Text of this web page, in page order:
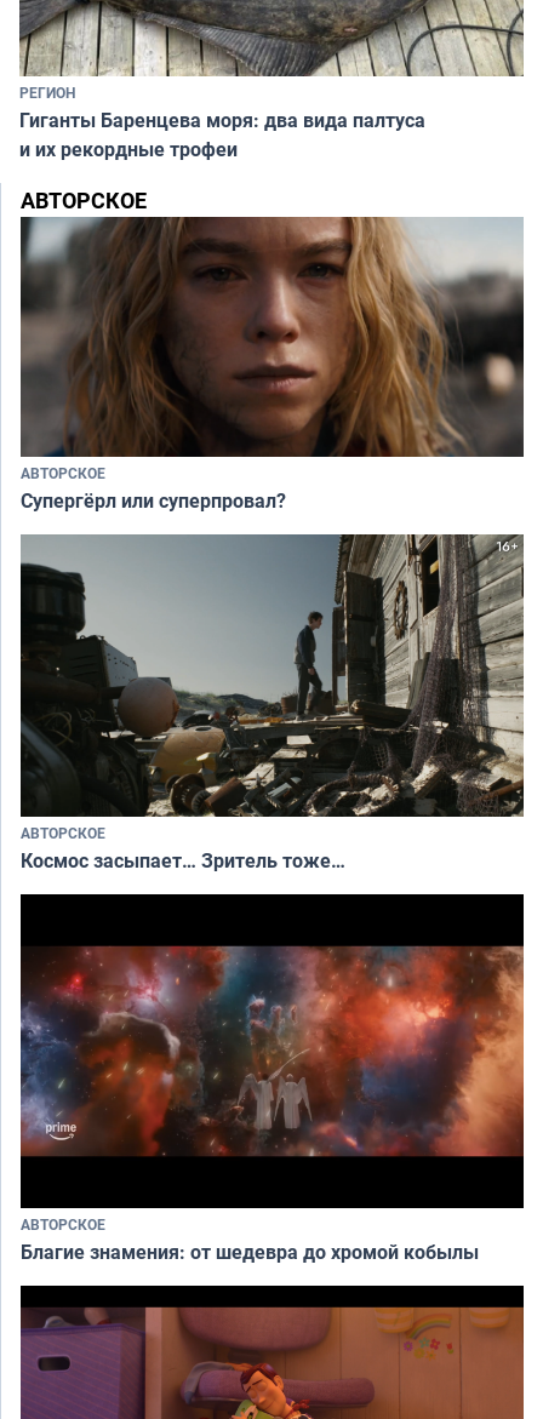
РЕГИОН
Гиганты Баренцева моря: два вида палтуса
и их рекордные трофеи
АВТОРСКОЕ
АВТОРСКОЕ
Супергёрл или суперпровал?
АВТОРСКОЕ
Космос засыпает… Зритель тоже…
АВТОРСКОЕ
Благие знамения: от шедевра до хромой кобылы